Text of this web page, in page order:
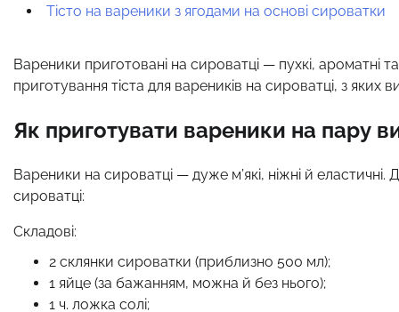
Тісто на вареники з ягодами на основі сироватки
Вареники приготовані на сироватці — пухкі, ароматні
приготування тіста для вареників на сироватці, з
Як приготувати вареники на пару
Вареники на сироватці — дуже м’які, ніжні й
сироватці:
Складові:
2 склянки сироватки (приблизно 500 мл);
1 яйце (за бажанням, можна й без нього);
1 ч. ложка солі;